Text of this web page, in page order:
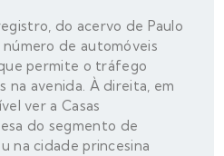
do acervo de Paulo
número de automóveis
permite o tráfego
na avenida. À direita, em
ver a Casas
do segmento de
na cidade princesina